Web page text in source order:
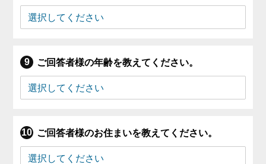
ご回答者様の年齢を教えてください。
ご回答者様のお住まいを教えてください。